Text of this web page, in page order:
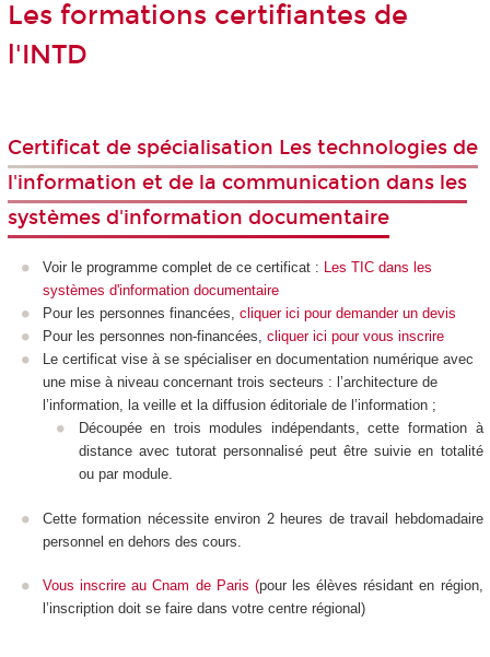
Les formations certifiantes de
l'INTD
Certificat de spécialisation Les technologies de
l'information et de la communication dans les
systèmes d'information documentaire
Voir le programme complet de ce certificat : Les TIC dans les
systèmes d'information documentaire
Pour les personnes financées, cliquer ici pour demander un devis
Pour les personnes non-financées, cliquer ici pour vous inscrire
Le certificat vise à se spécialiser en documentation numérique avec
une mise à niveau concernant trois secteurs : l’architecture de
l’information, la veille et la diffusion éditoriale de l’information ;
Découpée en trois modules indépendants, cette formation à
distance avec tutorat personnalisé peut être suivie en totalité
ou par module.
Cette formation nécessite environ 2 heures de travail hebdomadaire
personnel en dehors des cours.
Vous inscrire au Cnam de Paris (pour les élèves résidant en région,
l’inscription doit se faire dans votre centre régional)